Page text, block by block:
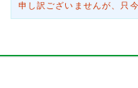
申し訳ございませんが、只